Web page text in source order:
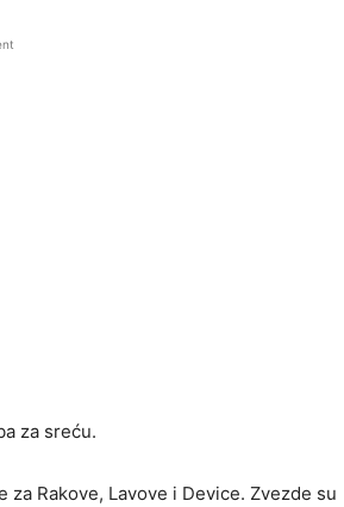
za sreću.
Rakove, Lavove i Device. Zvezde su